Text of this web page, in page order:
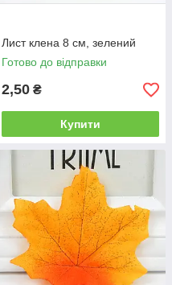
Лист клена 8 см, зелений
Готово до відправки
2,50 ₴
Купити